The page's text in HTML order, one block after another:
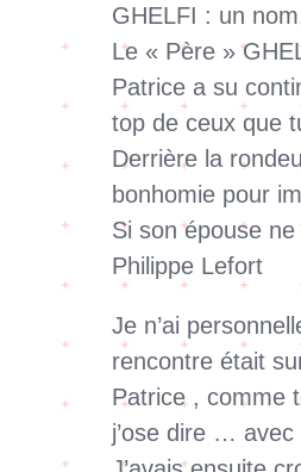
GHELFI : un
Le « Père »
Patrice a su
top de ceux que
Derrière la
bonhomie pour
Si son épouse
Philippe Lefort
Je n’ai
rencontre était
Patrice , comme
j’ose dire …